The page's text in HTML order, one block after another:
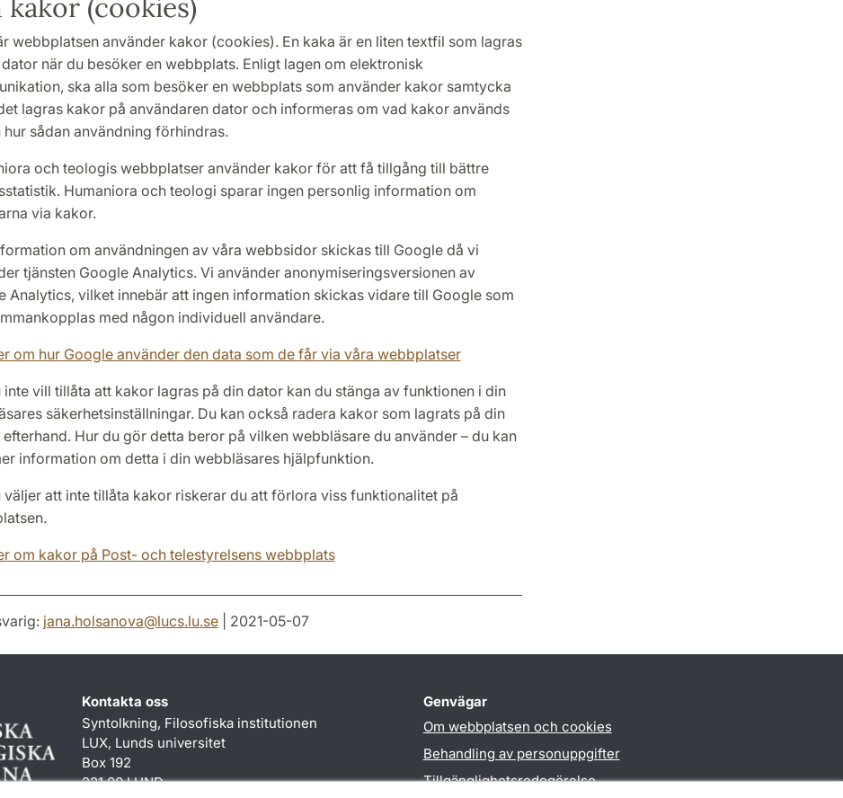
kakor (cookies)
webbplatsen använder kakor (cookies). En kaka är en liten textfil som lagras
när du besöker en webbplats. Enligt lagen om elektronisk
ska alla som besöker en webbplats som använder kakor samtycka
lagras kakor på användaren dator och informeras om vad kakor används
sådan användning förhindras.
och teologis webbplatser använder kakor för att få tillgång till bättre
Humaniora och teologi sparar ingen personlig information om
via kakor.
om användningen av våra webbsidor skickas till Google då vi
tjänsten Google Analytics. Vi använder anonymiseringsversionen av
Analytics, vilket innebär att ingen information skickas vidare till Google som
med någon individuell användare.
om hur Google använder den data som de får via våra webbplatser
inte vill tillåta att kakor lagras på din dator kan du stänga av funktionen i din
säkerhetsinställningar. Du kan också radera kakor som lagrats på din
Hur du gör detta beror på vilken webbläsare du använder – du kan
information om detta i din webbläsares hjälpfunktion.
väljer att inte tillåta kakor riskerar du att förlora viss funktionalitet på
om kakor på Post- och telestyrelsens webbplats
jana.holsanova@lucs.lu.se| 2021-05-07
Kontakta oss
Syntolkning, Filosofiska institutionen
LUX, Lunds universitet
Box 192
221 00 LUND
Genvägar
Om webbplatsen och cookies
Behandling av personuppgifter
Tillgänglighetsredogörelse